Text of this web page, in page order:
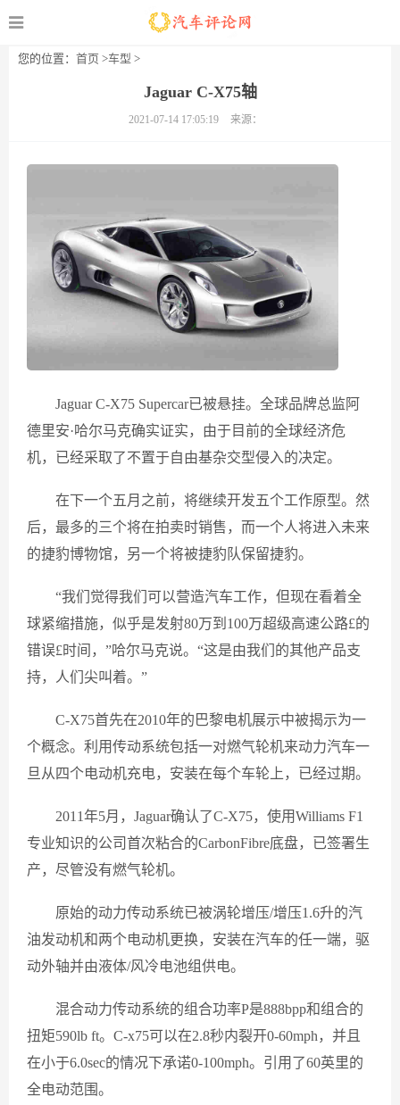
您的位置： 首页 >车型 >
Jaguar C-X75轴
2021-07-14 17:05:19 来源：
Jaguar C-X75 Supercar已被悬挂。全球品牌总监阿
德里安·哈尔马克确实证实，由于目前的全球经济危
机，已经采取了不置于自由基杂交型侵入的决定。
在下一个五月之前，将继续开发五个工作原型。然
后，最多的三个将在拍卖时销售，而一个人将进入未来
的捷豹博物馆，另一个将被捷豹队保留捷豹。
“我们觉得我们可以营造汽车工作，但现在看着全
球紧缩措施，似乎是发射80万到100万超级高速公路£的
错误£时间，”哈尔马克说。“这是由我们的其他产品支
持，人们尖叫着。”
C-X75首先在2010年的巴黎电机展示中被揭示为一
个概念。利用传动系统包括一对燃气轮机来动力汽车一
旦从四个电动机充电，安装在每个车轮上，已经过期。
2011年5月，Jaguar确认了C-X75，使用Williams F1
专业知识的公司首次粘合的CarbonFibre底盘，已签署生
产，尽管没有燃气轮机。
原始的动力传动系统已被涡轮增压/增压1.6升的汽
油发动机和两个电动机更换，安装在汽车的任一端，驱
动外轴并由液体/风冷电池组供电。
混合动力传动系统的组合功率P是888bpp和组合的
扭矩590lb ft。C-x75可以在2.8秒内裂开0-60mph，并且
在小于6.0sec的情况下承诺0-100mph。引用了60英里的
全电动范围。